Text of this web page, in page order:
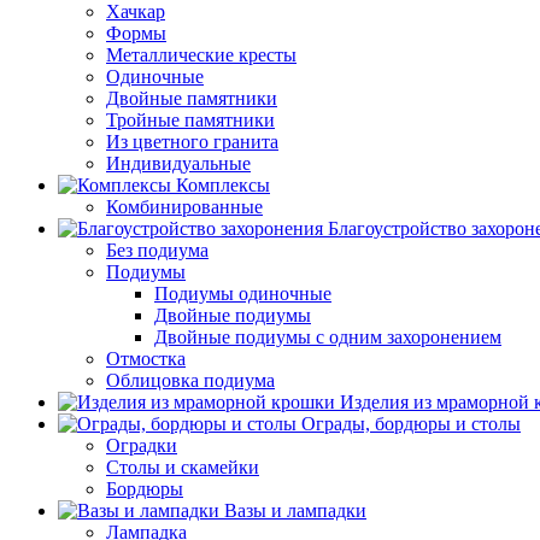
Хачкар
Формы
Металлические кресты
Одиночные
Двойные памятники
Тройные памятники
Из цветного гранита
Индивидуальные
Комплексы
Комбинированные
Благоустройство
Без подиума
Подиумы
Подиумы одиночные
Двойные подиумы
Двойные подиумы с одним захоронением
Отмостка
Облицовка подиума
Изделия из мраморной
Ограды, бордюры и столы
Оградки
Столы и скамейки
Бордюры
Вазы и лампадки
Лампадка